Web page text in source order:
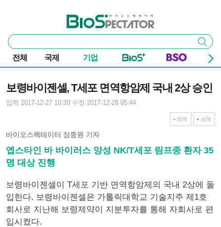
바이오스펙테이터
통
합
검
색
검색
전체 국제 기업
보령바이젠셀, T세포 면역항암제 국내 2상 승인
입력 2017-12-27 10:20 수정 2017-12-28 05:44
작게 크게
바이오스펙테이터 장종원 기자
엡스타인 바 바이러스 양성 NK/T세포 림프종 환자 35
명 대상 진행
보령바이젠셀이 T세포 기반 면역항암제의 국내 2상에 돌
입한다. 보령바이젠셀은 가톨릭대학교 기술지주 제1호
회사로 지난해 보령제약이 지분투자를 통해 자회사로 편
입시켰다.